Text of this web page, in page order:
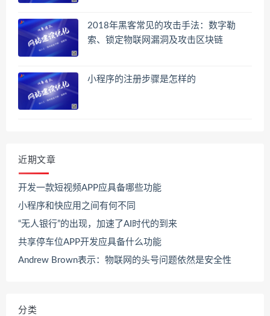
2018年黑客常见的攻击手法：数字勒
索、锁定物联网漏洞及攻击区块链
小程序的注册步骤是怎样的
近期文章
开发一款短视频APP应具备哪些功能
小程序和快应用之间有何不同
“无人银行”的出现，加速了AI时代的到来
共享停车位APP开发应具备什么功能
Andrew Brown表示：物联网的头号问题依然是安全性
分类